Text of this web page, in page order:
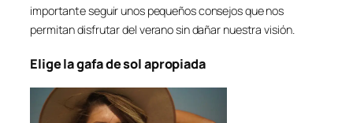
importante seguir unos pequeños consejos que nos
permitan disfrutar del verano sin dañar nuestra visión.
Elige la gafa de sol apropiada